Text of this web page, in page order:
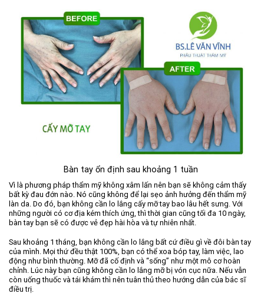
Bàn tay ổn định sau khoảng 1 tuần
Vì là phương pháp thẩm mỹ không xâm lấn nên bạn sẽ không cảm thấy
bất kỳ đau đớn nào. Nó cũng không để lại sẹo ảnh hưởng đến thẩm mỹ
làn da. Do đó, bạn không cần lo lắng cấy mỡ tay bao lâu hết sưng. Với
những người có cơ địa kém thích ứng, thì thời gian cũng tối đa 10 ngày,
bàn tay bạn sẽ có được vẻ đẹp hài hòa và tự nhiên nhất.
Sau khoảng 1 tháng, bạn không cần lo lắng bất cứ điều gì về đôi bàn tay
của mình. Mọi thứ đều thật 100%, bạn có thể xoa bóp tay, làm việc, lao
động như bình thường. Mỡ đã cố định và “sống” như một mô cơ hoàn
chỉnh. Lúc này bạn cũng không cần lo lắng mỡ bị vón cục nữa. Nếu vẫn
còn uống thuốc và tái khám thì nên tuân thủ theo hướng dẫn của bác sĩ
điều trị.